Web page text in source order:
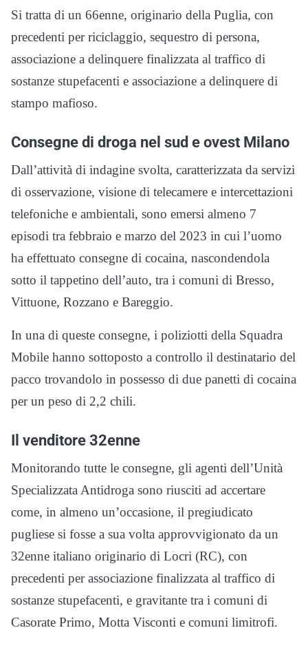
Si tratta di un 66enne, originario della Puglia, con
precedenti per riciclaggio, sequestro di persona,
associazione a delinquere finalizzata al traffico di
sostanze stupefacenti e associazione a delinquere di
stampo mafioso.
Consegne di droga nel sud e ovest Milano
Dall’attività di indagine svolta, caratterizzata da servizi
di osservazione, visione di telecamere e intercettazioni
telefoniche e ambientali, sono emersi almeno 7
episodi tra febbraio e marzo del 2023 in cui l’uomo
ha effettuato consegne di cocaina, nascondendola
sotto il tappetino dell’auto, tra i comuni di Bresso,
Vittuone, Rozzano e Bareggio.
In una di queste consegne, i poliziotti della Squadra
Mobile hanno sottoposto a controllo il destinatario del
pacco trovandolo in possesso di due panetti di cocaina
per un peso di 2,2 chili.
Il venditore 32enne
Monitorando tutte le consegne, gli agenti dell’Unità
Specializzata Antidroga sono riusciti ad accertare
come, in almeno un’occasione, il pregiudicato
pugliese si fosse a sua volta approvvigionato da un
32enne italiano originario di Locri (RC), con
precedenti per associazione finalizzata al traffico di
sostanze stupefacenti, e gravitante tra i comuni di
Casorate Primo, Motta Visconti e comuni limitrofi.